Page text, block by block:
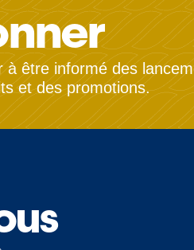
à être informé des
et des promotions.